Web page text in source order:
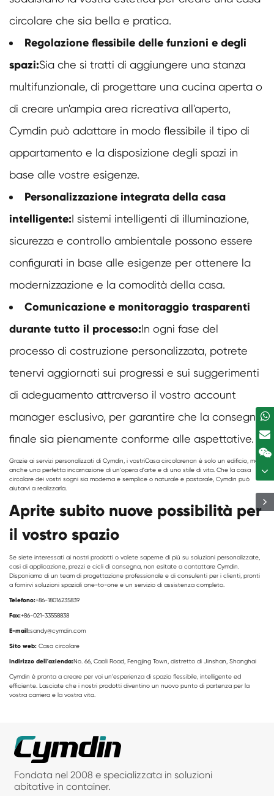
circolare che sia bella e pratica.
Regolazione flessibile delle funzioni e degli
spazi:Sia che si tratti di aggiungere una stanza
multifunzionale, di progettare una cucina aperta o
di creare un'ampia area ricreativa all'aperto,
Cymdin può adattare in modo flessibile il tipo di
appartamento e la disposizione degli spazi in
base alle vostre esigenze.
Personalizzazione integrata della casa
intelligente:I sistemi intelligenti di illuminazione,
sicurezza e controllo ambientale possono essere
configurati in base alle esigenze per ottenere la
modernizzazione e la comodità della casa.
Comunicazione e monitoraggio trasparenti
durante tutto il processo:In ogni fase del
processo di costruzione personalizzata, potrete
tenervi aggiornati sui progressi e sui suggerimenti
di adeguamento attraverso il vostro account
manager esclusivo, per garantire che la consegna
finale sia pienamente conforme alle aspettative.
Grazie ai servizi personalizzati di Cymdin, i vostriCasa circolarenon è solo un edificio, ma
anche una perfetta incarnazione di un'opera d'arte e di uno stile di vita. Che la casa
circolare dei vostri sogni sia moderna e semplice o naturale e pastorale, Cymdin può
aiutarvi a realizzarla.
Aprite subito nuove possibilità per
il vostro spazio
Se siete interessati ai nostri prodotti o volete saperne di più su soluzioni personalizzate,
casi di applicazione, prezzi e cicli di consegna, non esitate a contattare Cymdin.
Disponiamo di un team di progettazione professionale e di consulenti per i clienti, pronti
a fornirvi soluzioni spaziali one-to-one e un servizio di assistenza completo.
Telefono:+86-18016235839
Fax:+86-021-33558838
E-mail:sandy@cymdin.com
Sito web: Casa circolare
Indirizzo dell'azienda:No. 66, Caoli Road, Fengjing Town, distretto di Jinshan, Shanghai
Cymdin è pronta a creare per voi un'esperienza di spazio flessibile, intelligente ed
efficiente. Lasciate che i nostri prodotti diventino un nuovo punto di partenza per la
vostra carriera e la vostra vita.
Fondata nel 2008 e specializzata in soluzioni
abitative in container.